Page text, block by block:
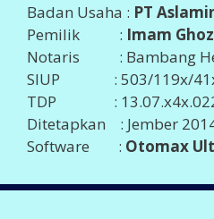
Badan Usaha : PT
Pemilik : Imam
Notaris : Bambang
SIUP : 503/119x/
TDP :
Ditetapkan : Jember
Software : Otomax